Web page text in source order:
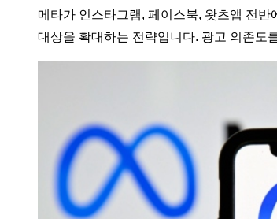
메타가 인스타그램, 페이스북, 왓츠앱 전
대상을 확대하는 전략입니다. 광고 의존도